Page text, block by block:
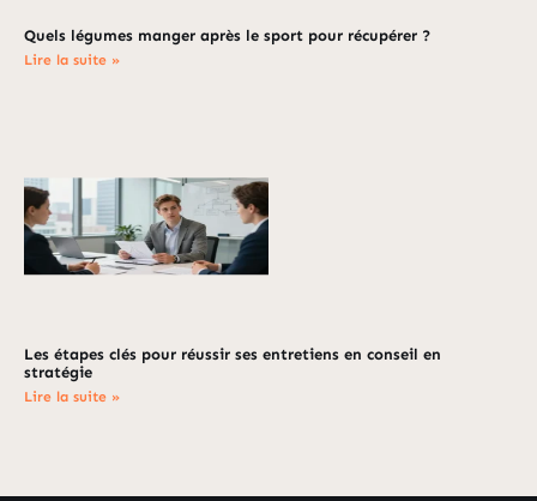
Quels légumes manger après le sport pour récupérer ?
Lire la suite »
Les étapes clés pour réussir ses entretiens en conseil en
stratégie
Lire la suite »